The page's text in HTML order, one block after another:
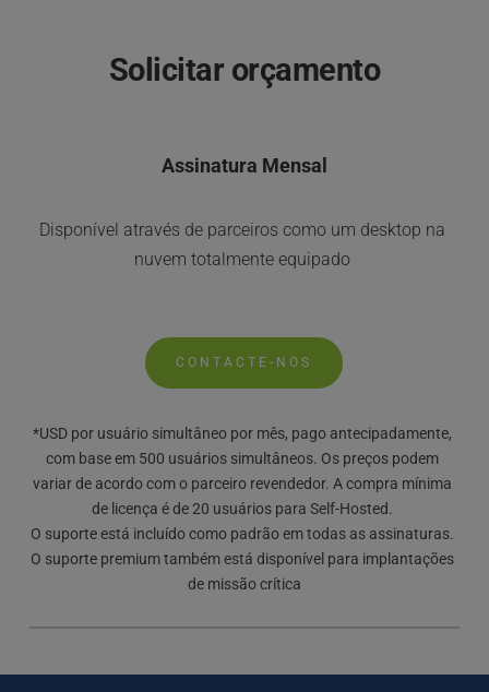
Solicitar orçamento
Assinatura Mensal
Disponível através de parceiros como um desktop na
nuvem totalmente equipado
CONTACTE-NOS
*USD por usuário simultâneo por mês, pago antecipadamente,
com base em 500 usuários simultâneos. Os preços podem
variar de acordo com o parceiro revendedor. A compra mínima
de licença é de 20 usuários para Self-Hosted.
O suporte está incluído como padrão em todas as assinaturas.
O suporte premium também está disponível para implantações
de missão crítica